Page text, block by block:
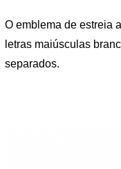
O emblema de estreia
letras maiúsculas
separados.